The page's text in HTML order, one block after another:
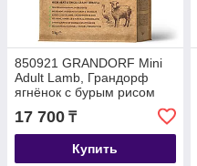
850921 GRANDORF Mini
Adult Lamb, Грандорф
ягнёнок с бурым рисом
для собак мини пород,
уп.3 кг.
17 700 ₸
Купить